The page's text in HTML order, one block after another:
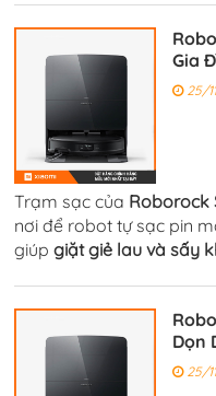
Gia
25/
Trạm sạc của Roborock
nơi để robot tự sạc pin
giúpgiặt giẻ lau và sấy
Dọn
25/